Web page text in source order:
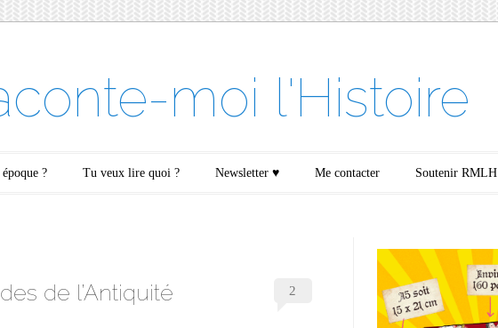
moi l'Histoire
? Tu veux lire quoi ? Newsletter ♥ Me contacter Soutenir RMLH
de l’Antiquité 2